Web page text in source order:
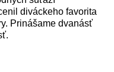
diváckeho favorita
Prinášame dvanásť